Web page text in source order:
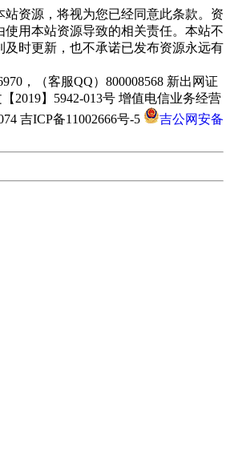
站资源，将视为您已经同意此条款。资
使用本站资源导致的相关责任。本站不
及时更新，也不承诺已发布资源永远有
，（客服QQ）800008568 新出网证
【2019】5942-013号 增值电信业务经营
吉ICP备11002666号-5
吉公网安备